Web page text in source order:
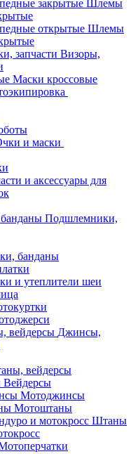
Шлемы
Шлемы
Визоры,
Маски кроссовые
и маски
и аксессуары для
Подшлемники,
банданы
и утеплители шеи
Джинсы,
вейдерсы
Вейдерсы
Мотоджинсы
Мотоштаны
Штаны